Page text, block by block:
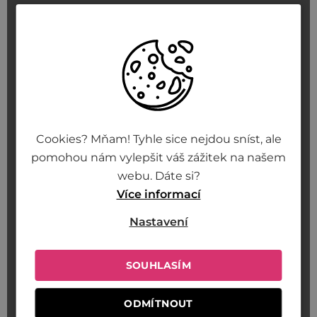
Cookies? Mňam! Tyhle sice nejdou sníst, ale
pomohou nám vylepšit váš zážitek na našem
webu. Dáte si?
Více informací
SOUHLASÍM
ODMÍTNOUT
Nastavení